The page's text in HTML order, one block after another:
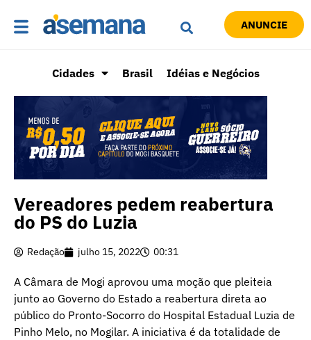
ANUNCIE
Cidades Brasil Idéias e Negócios
Vereadores pedem reabertura
do PS do Luzia
Redação julho 15, 2022 00:31
A Câmara de Mogi aprovou uma moção que pleiteia
junto ao Governo do Estado a reabertura direta ao
público do Pronto-Socorro do Hospital Estadual Luzia de
Pinho Melo, no Mogilar. A iniciativa é da totalidade de